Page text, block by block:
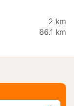
2 km
66.1 km